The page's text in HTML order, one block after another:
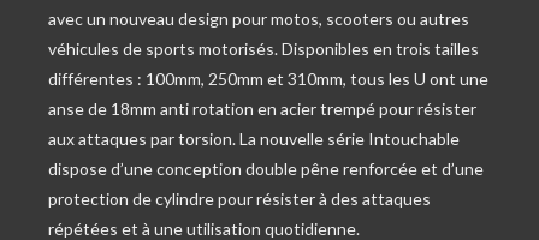
avec un nouveau design pour motos, scooters ou autres
véhicules de sports motorisés. Disponibles en trois tailles
différentes : 100mm, 250mm et 310mm, tous les U ont une
anse de 18mm anti rotation en acier trempé pour résister
aux attaques par torsion. La nouvelle série Intouchable
dispose d’une conception double pêne renforcée et d’une
protection de cylindre pour résister à des attaques
répétées et à une utilisation quotidienne.